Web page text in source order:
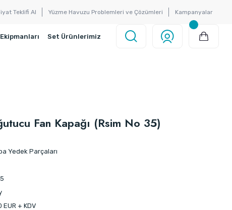
Teklifi Al Yüzme Havuzu Problemleri ve Çözümleri Kampanyalar
Set Ürünlerimiz
Fan Kapağı (Rsim No 35)
Yedek Parçaları
EUR + KDV